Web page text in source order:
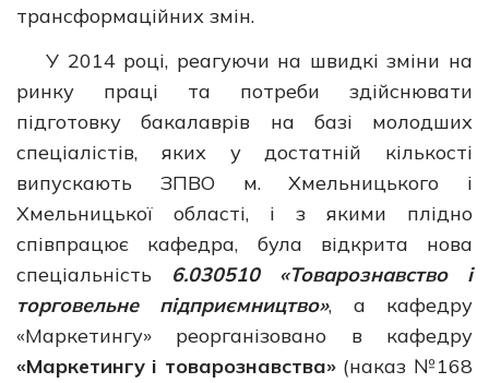
трансформаційних змін.
У 2014 році, реагуючи на швидкі зміни на
ринку праці та потреби здійснювати
підготовку бакалаврів на базі молодших
спеціалістів, яких у достатній кількості
випускають ЗПВО м. Хмельницького і
Хмельницької області, і з якими плідно
співпрацює кафедра, була відкрита нова
спеціальність 6.030510 «Товарознавство і
торговельне підприємництво», а кафедру
«Маркетингу» реорганізовано в кафедру
«Маркетингу і товарознавства»(наказ №168